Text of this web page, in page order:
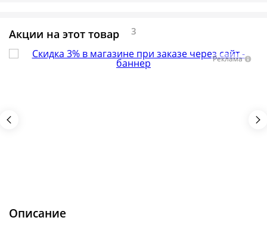
Акции на этот товар 3
Реклама
Описание